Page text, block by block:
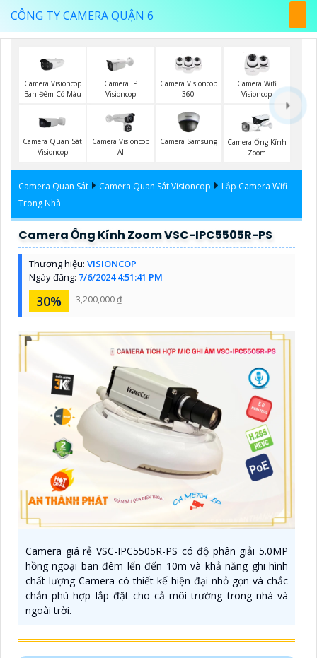
CÔNG TY CAMERA QUẬN 6
Camera Visioncop
Ban Đêm Có Màu
Camera IP
Visioncop
Camera Visioncop
360
Camera Wifi
Visioncop
Camera Quan Sát
Visioncop
Camera Visioncop
Al
Camera Samsung
Camera Ống Kính
Zoom
Camera Quan Sát Camera Quan Sát Visioncop
Lắp Camera Wifi
Trong Nhà
Camera Ống Kính Zoom VSC-IPC5505R-PS
Thương hiệu: VISIONCOP
Ngày đăng: 7/6/2024 4:51:41 PM
30% 3,200,000 ₫
Camera giá rẻ VSC-IPC5505R-PS có độ phân giải 5.0MP
hồng ngoại ban đêm lến đến 10m và khả năng ghi hình
chất lượng Camera có thiết kế hiện đại nhỏ gọn và chắc
chắn phù hợp lắp đặt cho cả môi trường trong nhà và
ngoài trời.